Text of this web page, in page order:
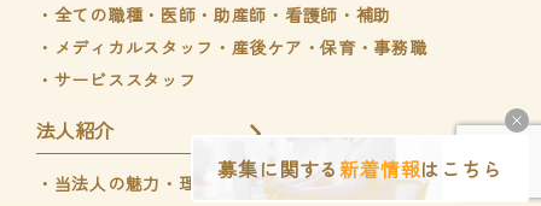
募集に関する新着情報はこちら
・全ての職種 ・医師 ・助産師・看護師・補助
・メディカルスタッフ ・産後ケア・保育 ・事務職
・サービススタッフ
法人紹介
・当法人の魅力 ・理事長インタビュー